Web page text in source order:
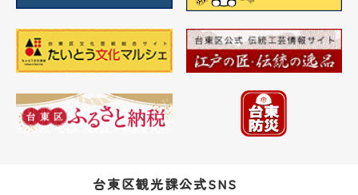
台東区観光課公式SNS